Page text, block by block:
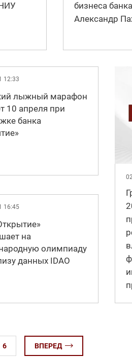
бизнеса
Александр
12:33
лыжный марафон
10 апреля при
банка
16:45
на
олимпиаду
данных IDAO
6 ВПЕРЕД